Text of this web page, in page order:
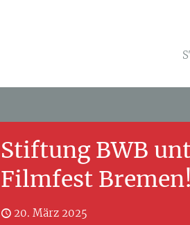
Stiftung BWB
Filmfest Bremen!
20. März 2025